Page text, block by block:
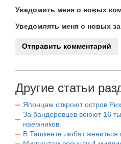
Уведомить меня о новых
Уведомлять меня о новых
Другие статьи
Японцам откроют остров
За бандеровцев воюют 16
наемников.
В Ташкенте любят жениться